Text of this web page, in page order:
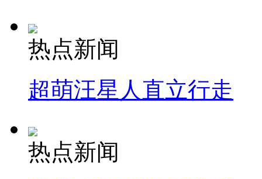
热点新闻
超萌汪星人直立行走
热点新闻